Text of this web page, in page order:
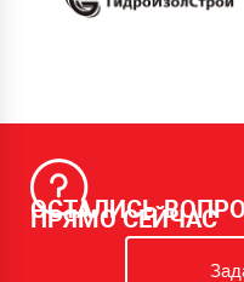
ОСТАЛИСЬ
ПРЯМО СЕЙЧАС